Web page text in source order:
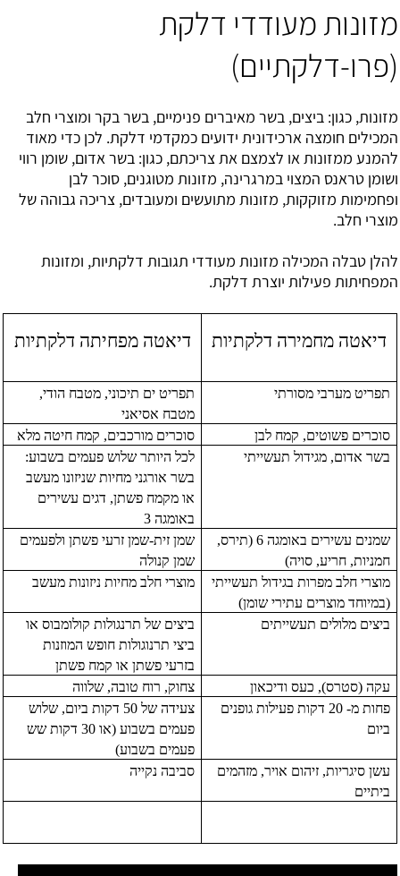
מזונות מעודדי דלקת
(פרו-דלקתיים)
מזונות, כגון: ביצים, בשר מאיברים פנימיים, בשר בקר ומוצרי חלב
המכילים חומצה ארכידונית ידועים כמקדמי דלקת. לכן כדי מאוד
להמנע ממזונות או לצמצם את צריכתם, כגון: בשר אדום, שומן רווי
ושומן טראנס המצוי במרגרינה, מזונות מטוגנים, סוכר לבן
ופחמימות מזוקקות, מזונות מתועשים ומעובדים, צריכה גבוהה של
מוצרי חלב.
להלן טבלה המכילה מזונות מעודדי תגובות דלקתיות, ומזונות
המפחיתות פעילות יוצרת דלקת.
דיאטה מחמירה דלקתיות דיאטה מפחיתה דלקתיות
תפריט מערבי מסורתי
תפריט ים תיכוני, מטבח הודי,
מטבח אסיאני
סוכרים פשוטים, קמח לבן
סוכרים מורכבים, קמח חיטה מלא
בשר אדום, מגידול תעשייתי
לכל היותר שלוש פעמים בשבוע:
בשר אורגני מחיות שניזונו מעשב
או מקמח פשתן, דגים עשירים
באומגה 3
שמנים עשירים באומגה 6 (תירס,
חמניות, חריע, סויה)
שמן זית-שמן זרעי פשתן ולפעמים
שמן קנולה
מוצרי חלב מפרות בגידול תעשייתי
(במיוחד מוצרים עתירי שומן)
מוצרי חלב מחיות ניזונות מעשב
ביצים מלולים תעשייתים
ביצים של תרנגולות קולומבוס או
ביצי תרנוגולות חופש המוזנות
בזרעי פשתן או קמח פשתן
עקה (סטרס), כעס ודיכאון
צחוק, רוח טובה, שלווה
פחות מ- 20 דקות פעילות גופנים
ביום
צעידה של 50 דקות ביום, שלוש
פעמים בשבוע (או 30 דקות שש
פעמים בשבוע)
עשן סיגריות, זיהום אויר, מזהמים
ביתיים
סביבה נקייה